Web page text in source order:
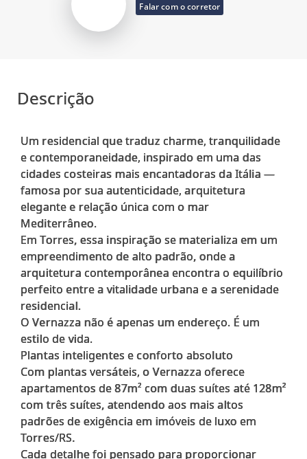
Falar com o corretor
Descrição
Um residencial que traduz charme, tranquilidade
e contemporaneidade, inspirado em uma das
cidades costeiras mais encantadoras da Itália —
famosa por sua autenticidade, arquitetura
elegante e relação única com o mar
Mediterrâneo.
Em Torres, essa inspiração se materializa em um
empreendimento de alto padrão, onde a
arquitetura contemporânea encontra o equilíbrio
perfeito entre a vitalidade urbana e a serenidade
residencial.
O Vernazza não é apenas um endereço. É um
estilo de vida.
Plantas inteligentes e conforto absoluto
Com plantas versáteis, o Vernazza oferece
apartamentos de 87m² com duas suítes até 128m²
com três suítes, atendendo aos mais altos
padrões de exigência em imóveis de luxo em
Torres/RS.
Cada detalhe foi pensado para proporcionar